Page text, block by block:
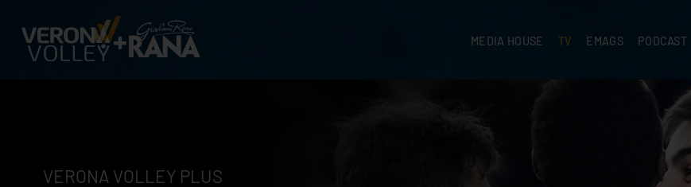
MEDIA HOUSE TV EMAGS PODCAST
VERONA VOLLEY PLUS